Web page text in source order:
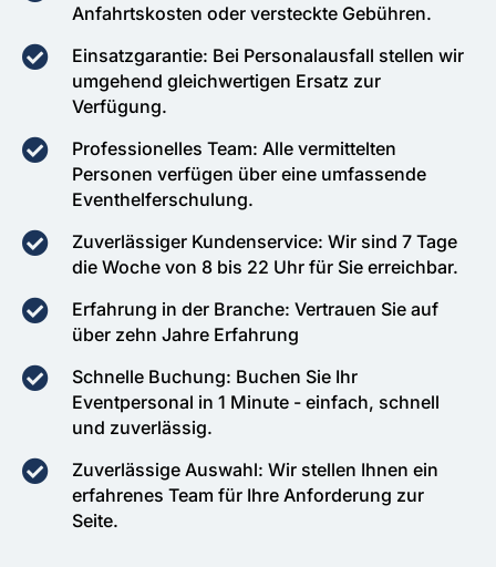
Anfahrtskosten oder versteckte Gebühren.
Einsatzgarantie: Bei Personalausfall stellen wir
umgehend gleichwertigen Ersatz zur
Verfügung.
Professionelles Team: Alle vermittelten
Personen verfügen über eine umfassende
Eventhelferschulung.
Zuverlässiger Kundenservice: Wir sind 7 Tage
die Woche von 8 bis 22 Uhr für Sie erreichbar.
Erfahrung in der Branche: Vertrauen Sie auf
über zehn Jahre Erfahrung
Schnelle Buchung: Buchen Sie Ihr
Eventpersonal in 1 Minute - einfach, schnell
und zuverlässig.
Zuverlässige Auswahl: Wir stellen Ihnen ein
erfahrenes Team für Ihre Anforderung zur
Seite.